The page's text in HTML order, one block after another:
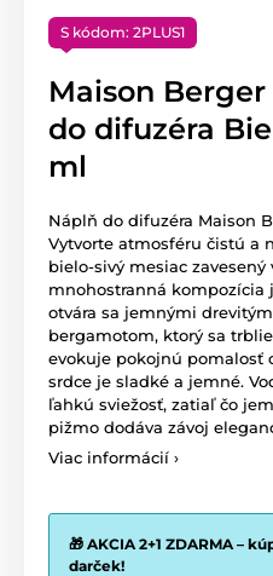
S kódom: 2PLUS1
Maison
do difuzéra
ml
Náplň do difuzéra Maison
Vytvorte atmosféru čistú a
bielo-sivý mesiac
mnohostranná kompozícia
otvára sa jemnými
bergamotom, ktorý sa
evokuje pokojnú pomalosť
srdce je sladké a jemné.
ľahkú sviežosť, zatiaľ čo
pižmo dodáva závoj
Viac informácií ›
🎁 AKCIA 2+1 ZDARMA –
darček!